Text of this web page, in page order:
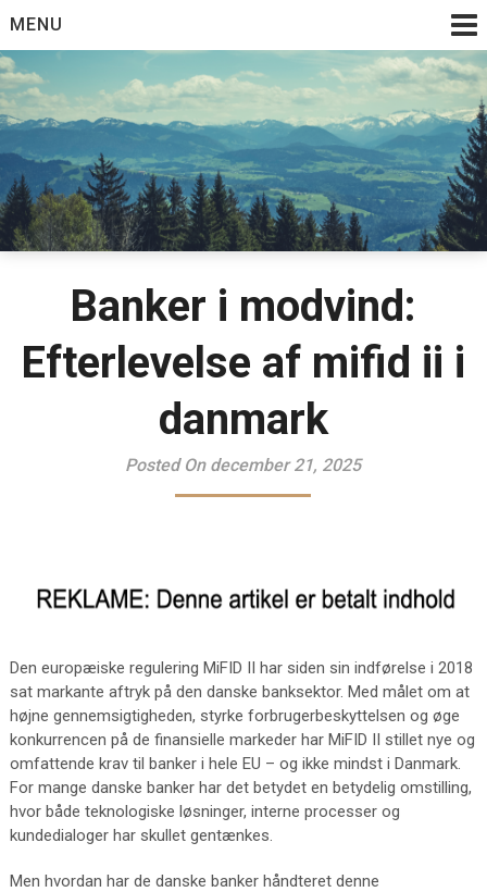
to
content
MENU
Banker i modvind:
Efterlevelse af mifid ii i
danmark
Posted On december 21, 2025
Den europæiske regulering MiFID II har siden sin indførelse i 2018
sat markante aftryk på den danske banksektor. Med målet om at
højne gennemsigtigheden, styrke forbrugerbeskyttelsen og øge
konkurrencen på de finansielle markeder har MiFID II stillet nye og
omfattende krav til banker i hele EU – og ikke mindst i Danmark.
For mange danske banker har det betydet en betydelig omstilling,
hvor både teknologiske løsninger, interne processer og
kundedialoger har skullet gentænkes.
Men hvordan har de danske banker håndteret denne